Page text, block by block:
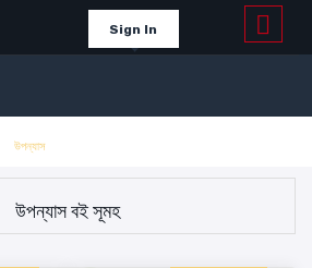
Sign In
উপন্যাস
উপন্যাস বই সূমহ